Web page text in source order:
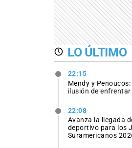
LO ÚLTIMO
22:15
Mendy y
ilusión de
22:08
Avanza la llegada
deportivo para los
Suramericanos